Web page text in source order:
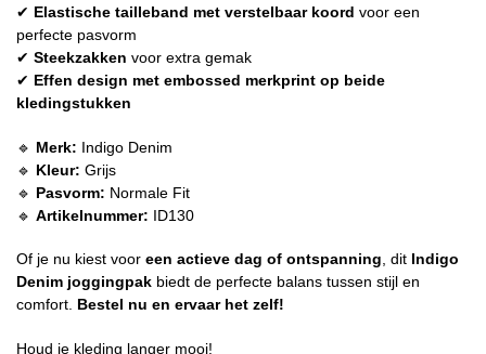
✔ Elastische tailleband met verstelbaar koord voor een
perfecte pasvorm
✔ Steekzakken voor extra gemak
✔ Effen design met embossed merkprint op beide
kledingstukken
🔹 Merk: Indigo Denim
🔹 Kleur: Grijs
🔹 Pasvorm: Normale Fit
🔹 Artikelnummer: ID130
Of je nu kiest voor een actieve dag of ontspanning, dit Indigo
Denim joggingpak biedt de perfecte balans tussen stijl en
comfort. Bestel nu en ervaar het zelf!
Houd je kleding langer mooi!